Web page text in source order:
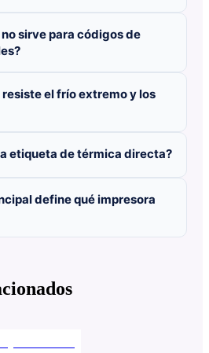
sirve para códigos de
el frío extremo y los
etiqueta de térmica directa?
define qué impresora